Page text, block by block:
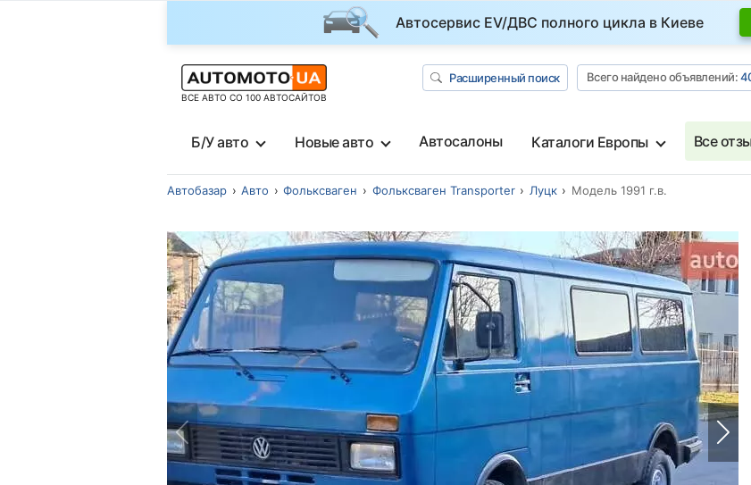
Автосервис EV/ДВС полного цикла в Киеве
ВСЕ АВТО СО 100 АВТОСАЙТОВ
Расширенный поиск Всего найдено объявлений:
Б/У авто Новые авто Автосалоны Каталоги Европы Все
Автобазар Авто Фольксваген Фольксваген Transporter Луцк Модель 1991 г.в.